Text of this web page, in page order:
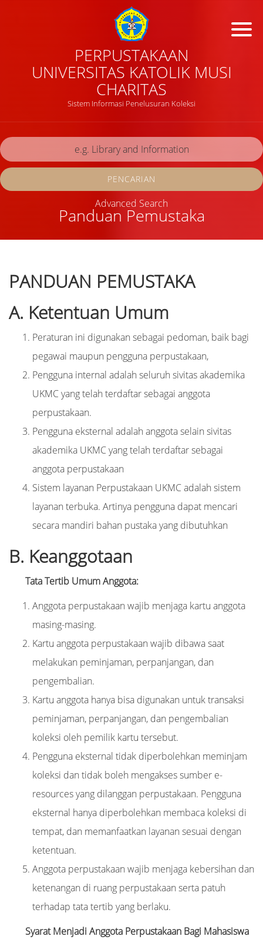
PERPUSTAKAAN
UNIVERSITAS KATOLIK MUSI
CHARITAS
Sistem Informasi Penelusuran Koleksi
Panduan Pemustaka
PENCARIAN
Advanced Search
PANDUAN PEMUSTAKA
A. Ketentuan Umum
Peraturan ini digunakan sebagai pedoman, baik bagi
pegawai maupun pengguna perpustakaan,
Pengguna internal adalah seluruh sivitas akademika
UKMC yang telah terdaftar sebagai anggota
perpustakaan.
Pengguna eksternal adalah anggota selain sivitas
akademika UKMC yang telah terdaftar sebagai
anggota perpustakaan
Sistem layanan Perpustakaan UKMC adalah sistem
layanan terbuka. Artinya pengguna dapat mencari
secara mandiri bahan pustaka yang dibutuhkan
B. Keanggotaan
Tata Tertib Umum Anggota:
Anggota perpustakaan wajib menjaga kartu anggota
masing-masing.
Kartu anggota perpustakaan wajib dibawa saat
melakukan peminjaman, perpanjangan, dan
pengembalian.
Kartu anggota hanya bisa digunakan untuk transaksi
peminjaman, perpanjangan, dan pengembalian
koleksi oleh pemilik kartu tersebut.
Pengguna eksternal tidak diperbolehkan meminjam
koleksi dan tidak boleh mengakses sumber e-
resources yang dilanggan perpustakaan. Pengguna
eksternal hanya diperbolehkan membaca koleksi di
tempat, dan memanfaatkan layanan sesuai dengan
ketentuan.
Anggota perpustakaan wajib menjaga kebersihan dan
ketenangan di ruang perpustakaan serta patuh
terhadap tata tertib yang berlaku.
Syarat Menjadi Anggota Perpustakaan Bagi Mahasiswa